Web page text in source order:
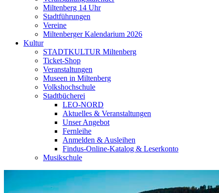
Miltenberg 14 Uhr
Stadtführungen
Vereine
Miltenberger Kalendarium 2026
Kultur
STADTKULTUR Miltenberg
Ticket-Shop
Veranstaltungen
Museen in Miltenberg
Volkshochschule
Stadtbücherei
LEO-NORD
Aktuelles & Veranstaltungen
Unser Angebot
Fernleihe
Anmelden & Ausleihen
Findus-Online-Katalog & Leserkonto
Musikschule